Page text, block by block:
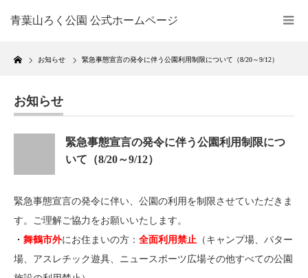
青葉山ろく公園 公式ホームページ
Home
お知らせ 緊急事態宣言の発令に伴う公園利用制限について（8/20～9/12）
お知らせ
緊急事態宣言の発令に伴う公園利用制限につ
いて（8/20～9/12）
緊急事態宣言の発令に伴い、公園の利用を制限させていただきま
す。ご理解ご協力をお願いいたします。
・ 舞鶴市外にお住まいの方： 全面利用禁止 （キャンプ場、パター
場、アスレチック遊具、ニュースポーツ広場その他すべての公園